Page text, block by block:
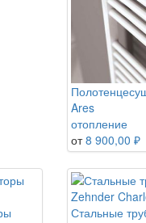
Ares
отопление
от 8 900,00 ₽
Стальные